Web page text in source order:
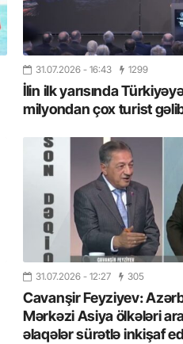
31.07.2026 - 16:43 1299
İlin ilk yarısında
milyondan çox turist gəlib
31.07.2026 - 12:27 305
Cavanşir Feyziyev:
Mərkəzi Asiya ölkələri
əlaqələr sürətlə inkişaf